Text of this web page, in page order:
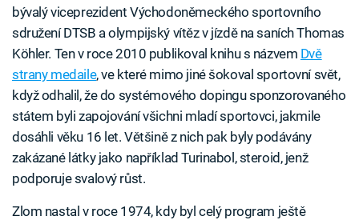
bývalý viceprezident Východoněmeckého sportovního
sdružení DTSB a olympijský vítěz v jízdě na saních Thomas
Köhler. Ten v roce 2010 publikoval knihu s názvem Dvě
strany medaile, ve které mimo jiné šokoval sportovní svět,
když odhalil, že do systémového dopingu sponzorovaného
státem byli zapojování všichni mladí sportovci, jakmile
dosáhli věku 16 let. Většině z nich pak byly podávány
zakázané látky jako například Turinabol, steroid, jenž
podporuje svalový růst.
Zlom nastal v roce 1974, kdy byl celý program ještě